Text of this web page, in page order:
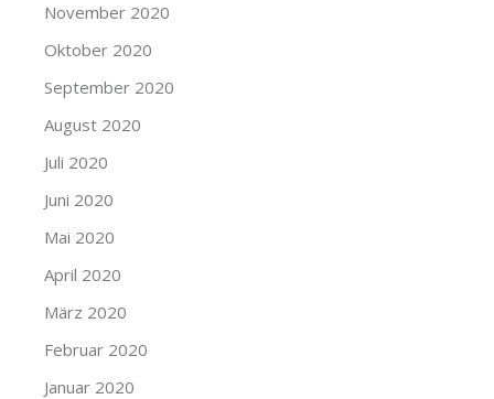
November 2020
Oktober 2020
September 2020
August 2020
Juli 2020
Juni 2020
Mai 2020
April 2020
März 2020
Februar 2020
Januar 2020